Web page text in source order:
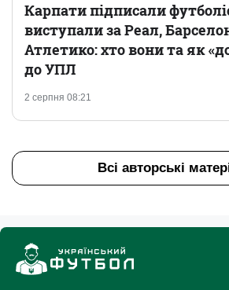
2 серпня 08:21
Карпати підписали
виступали за Реал,
Атлетико: хто вони та як
до УПЛ
Всі авторські